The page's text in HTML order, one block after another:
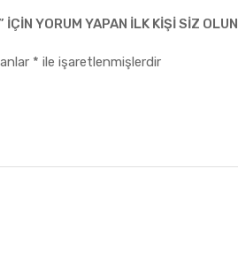
YORUM YAPAN ILK KIŞI SIZ OLUN
* ile işaretlenmişlerdir